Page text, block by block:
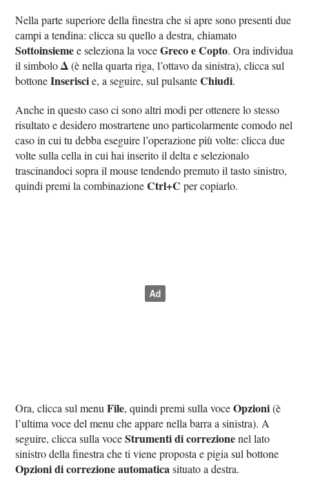
Nella parte superiore della finestra che si apre sono presenti due
campi a tendina: clicca su quello a destra, chiamato
Sottoinsiemee seleziona la voceGreco e Copto. Ora individua
il simboloΔ(è nella quarta riga, l’ottavo da sinistra), clicca sul
bottoneInseriscie, a seguire, sul pulsanteChiudi.
Anche in questo caso ci sono altri modi per ottenere lo stesso
risultato e desidero mostrartene uno particolarmente comodo nel
caso in cui tu debba eseguire l’operazione più volte: clicca due
volte sulla cella in cui hai inserito il delta e selezionalo
trascinandoci sopra il mouse tendendo premuto il tasto sinistro,
quindi premi la combinazioneCtrl+C per copiarlo.
Ora, clicca sul menuFile, quindi premi sulla voceOpzioni(è
l’ultima voce del menu che appare nella barra a sinistra). A
seguire, clicca sulla voceStrumenti di correzionenel lato
sinistro della finestra che ti viene proposta e pigia sul bottone
Opzioni di correzione automaticasituato a destra.